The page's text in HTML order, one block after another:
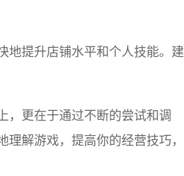
地提升店铺水平和个人技能。建
，更在于通过不断的尝试和调
解游戏，提高你的经营技巧，